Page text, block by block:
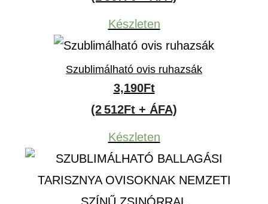
Készleten
Szublimálható ovis ruhazsák
3,190Ft
(2 512Ft + ÁFA)
Készleten